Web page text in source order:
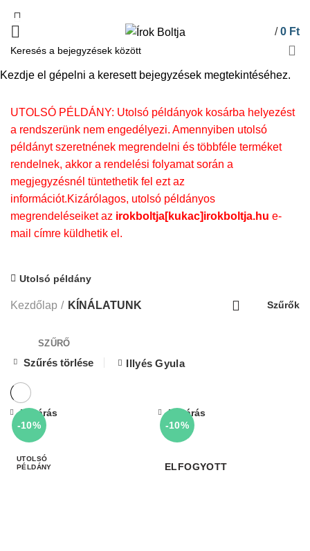
/ 0 Ft
KÍNÁLATUNK
UTOLSÓ PÉLDÁNY: Utolsó példányok kosárba helyezést
a rendszerünk nem engedélyezi. Amennyiben utolsó
példányt szeretnének megrendelni és többféle terméket
rendelnek, akkor a rendelési folyamat során a
megjegyzésnél tüntethetik fel ezt az
információt.Kizárólagos, utolsó példányos
megrendeléseiket az irokboltja[kukac]irokboltja.hu e-
mail címre küldhetik el.
Utolsó példány
Kezdőlap KÍNÁLATUNK Szűrők
SZŰRŐ
Szűrés törlése Illyés Gyula
-10%
Bezárás
-10%
ELFOGYOTT
Bezárás
Kezdje el gépelni a keresett bejegyzések megtekintéséhez.